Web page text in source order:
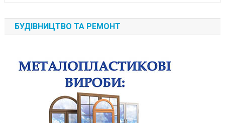
БУДІВНИЦТВО ТА РЕМОНТ